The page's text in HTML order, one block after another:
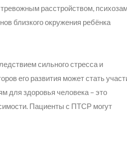
расстройством,
близкого окружения ребёнка
сильного стресса и
его развития может стать
для здоровья человека – это
Пациенты с ПТСР могут